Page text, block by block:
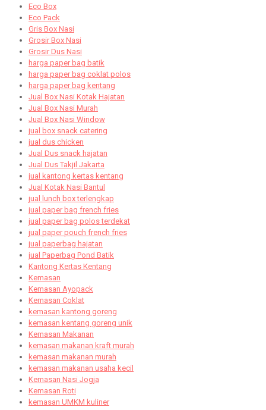
Eco Box
Eco Pack
Gris Box Nasi
Grosir Box Nasi
Grosir Dus Nasi
harga paper bag batik
harga paper bag coklat polos
harga paper bag kentang
Jual Box Nasi Kotak Hajatan
Jual Box Nasi Murah
Jual Box Nasi Window
jual box snack catering
jual dus chicken
Jual Dus snack hajatan
Jual Dus Takjil Jakarta
jual kantong kertas kentang
Jual Kotak Nasi Bantul
jual lunch box terlengkap
jual paper bag french fries
jual paper bag polos terdekat
jual paper pouch french fries
jual paperbag hajatan
jual Paperbag Pond Batik
Kantong Kertas Kentang
Kemasan
Kemasan Ayopack
Kemasan Coklat
kemasan kantong goreng
kemasan kentang goreng unik
Kemasan Makanan
kemasan makanan kraft murah
kemasan makanan murah
kemasan makanan usaha kecil
Kemasan Nasi Jogja
Kemasan Roti
kemasan UMKM kuliner